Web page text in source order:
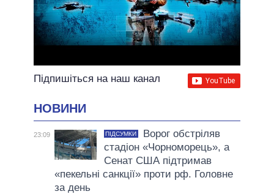
Підпишіться на наш канал
НОВИНИ
23:09 ПІДСУМКИ
Ворог обстріляв
стадіон «Чорноморець», а
Сенат США підтримав
«пекельні санкції» проти рф. Головне
за день